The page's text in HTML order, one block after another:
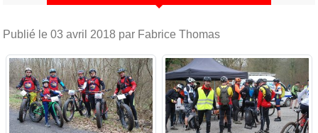
Publié le 03 avril 2018 par Fabrice Thomas